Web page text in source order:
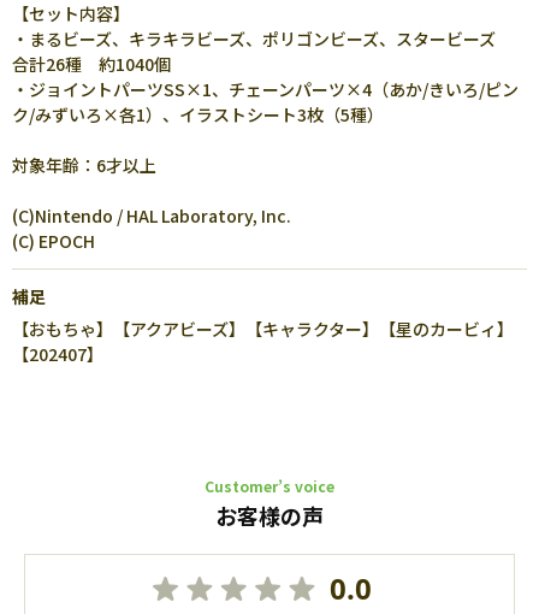
【セット内容】
・まるビーズ、キラキラビーズ、ポリゴンビーズ、スタービーズ
合計26種 約1040個
・ジョイントパーツSS×1、チェーンパーツ×4（あか/きいろ/ピン
ク/みずいろ×各1）、イラストシート3枚（5種）
対象年齢：6才以上
(C)Nintendo / HAL Laboratory, Inc.
(C) EPOCH
補足
【おもちゃ】【アクアビーズ】【キャラクター】【星のカービィ】
【202407】
Customer’s voice
お客様の声
0.0